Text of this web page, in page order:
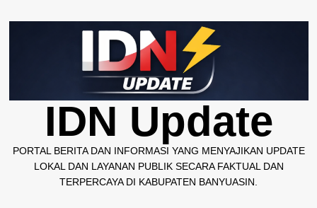
to
IDN Update
PORTAL BERITA DAN INFORMASI YANG MENYAJIKAN UPDATE
LOKAL DAN LAYANAN PUBLIK SECARA FAKTUAL DAN
TERPERCAYA DI KABUPATEN BANYUASIN.